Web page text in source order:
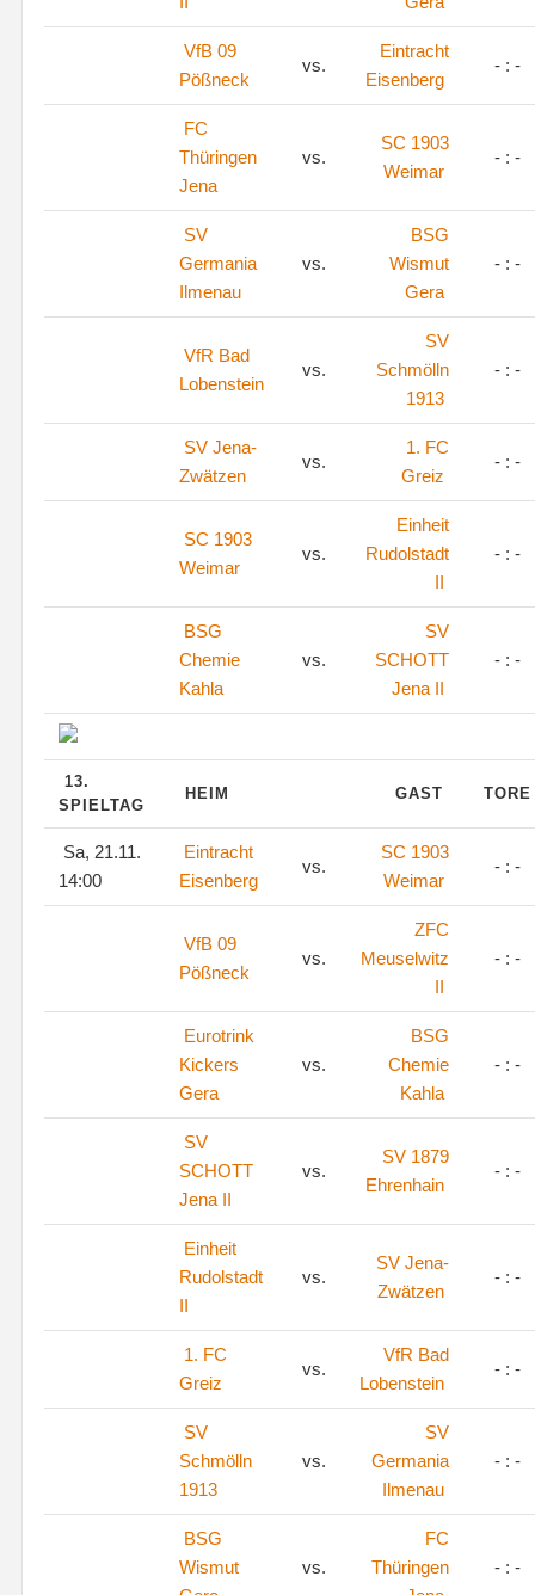
VfB 09
Pößneck
vs.
Eintracht
Eisenberg
- : -
FC
Thüringen
Jena
vs.
SC 1903
Weimar
- : -
SV
Germania
Ilmenau
vs.
BSG
Wismut
Gera
- : -
VfR Bad
Lobenstein
vs.
SV
Schmölln
1913
- : -
SV Jena-
Zwätzen
vs.
1. FC
Greiz
- : -
SC 1903
Weimar
vs.
Einheit
Rudolstadt
II
- : -
BSG
Chemie
Kahla
vs.
SV
SCHOTT
Jena II
- : -
13.
SPIELTAG
HEIM GAST
Sa, 21.11.
14:00
Eintracht
Eisenberg
vs.
SC 1903
Weimar
- : -
VfB 09
Pößneck
vs.
ZFC
Meuselwitz
II
- : -
Eurotrink
Kickers
Gera
vs.
BSG
Chemie
Kahla
- : -
SV
SCHOTT
Jena II
vs.
SV 1879
Ehrenhain
- : -
Einheit
Rudolstadt
II
vs.
SV Jena-
Zwätzen
- : -
1. FC
Greiz
vs.
VfR Bad
Lobenstein
- : -
SV
Schmölln
1913
vs.
SV
Germania
Ilmenau
- : -
BSG
Wismut
vs.
FC
Thüringen
- : -